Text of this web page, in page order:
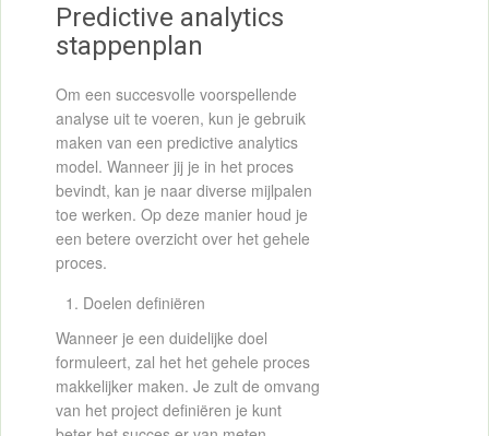
Predictive analytics
stappenplan
Om een succesvolle voorspellende
analyse uit te voeren, kun je gebruik
maken van een predictive analytics
model. Wanneer jij je in het proces
bevindt, kan je naar diverse mijlpalen
toe werken. Op deze manier houd je
een betere overzicht over het gehele
proces.
Doelen definiëren
Wanneer je een duidelijke doel
formuleert, zal het het gehele proces
makkelijker maken. Je zult de omvang
van het project definiëren je kunt